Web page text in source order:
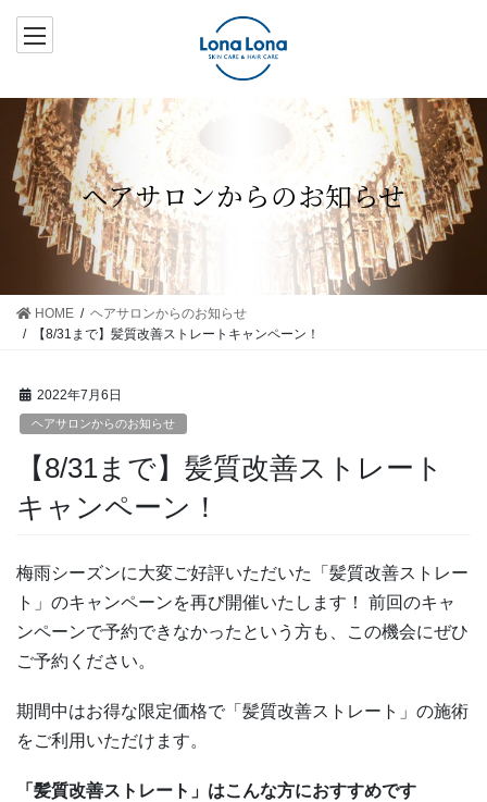
ス
キ
ン
に
ヘアサロンからのお知らせ
HOME
ヘアサロンからのお知らせ
【8/31まで】髪質改善ストレートキャンペーン！
2022年7月6日
ヘアサロンからのお知らせ
【8/31まで】髪質改善ストレート
キャンペーン！
梅雨シーズンに大変ご好評いただいた「髪質改善ストレー
ト」のキャンペーンを再び開催いたします！ 前回のキャ
ンペーンで予約できなかったという方も、この機会にぜひ
ご予約ください。
期間中はお得な限定価格で「髪質改善ストレート」の施術
をご利用いただけます。
「髪質改善ストレート」はこんな方におすすめです